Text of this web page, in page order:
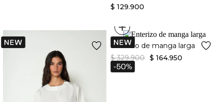
$ 129.900
+
Enterizo de manga larga
$ 329.900 $ 164.950